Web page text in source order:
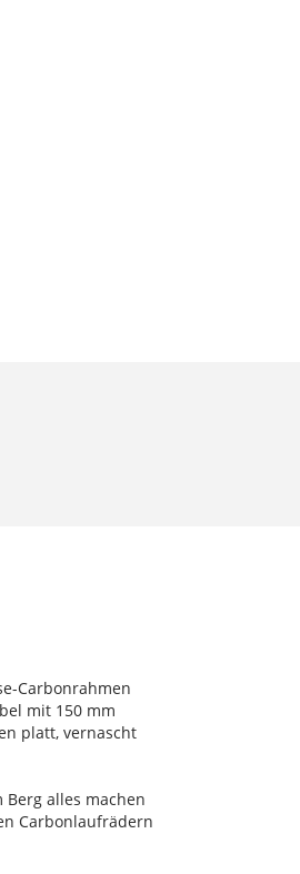
Carbonrahmen
mit 150 mm
platt, vernascht
alles machen
Carbonlaufrädern